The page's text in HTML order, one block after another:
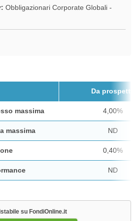
Obbligazionari Corporate Globali -
Da prospetto
massima 4,00%
massima ND
0,40%
ND
su FondiOnline.it